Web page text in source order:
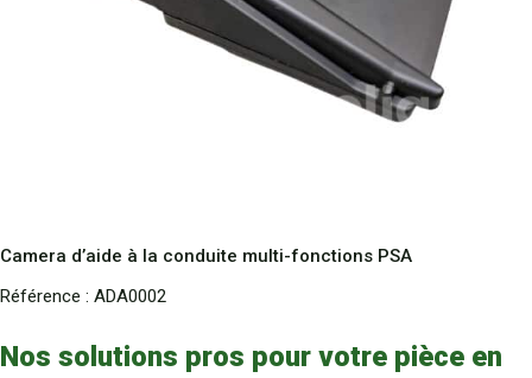
Camera d’aide à la conduite multi-fonctions PSA
Référence : ADA0002
Nos solutions pros pour votre pièce en